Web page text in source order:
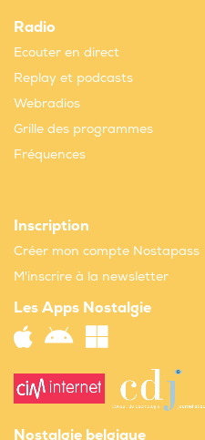
Radio
Ecouter en direct
Replay et podcasts
Webradios
Grille des programmes
Fréquences
Inscription
Créer mon compte Nostapass
M'inscrire à la newsletter
Les Apps Nostalgie
Nostalgie belgique